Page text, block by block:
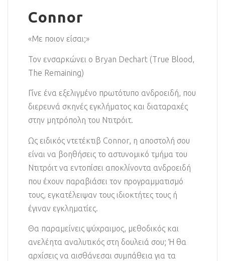
Connor
«Με ποιον είσαι;»
Τον ενσαρκώνει ο Bryan Dechart (True Blood,
The Remaining)
Γίνε ένα εξελιγμένο πρωτότυπο ανδροειδή, που
διερευνά σκηνές εγκλήματος και διαταραχές
στην μητρόπολη του Ντιτρόιτ.
Ως ειδικός ντετέκτιβ Connor, η αποστολή σου
είναι να βοηθήσεις το αστυνομικό τμήμα του
Ντιτρόιτ να εντοπίσει αποκλίνοντα ανδροειδή
που έχουν παραβιάσει τον προγραμματισμό
τους, εγκατέλειψαν τους ιδιοκτήτες τους ή
έγιναν εγκληματίες.
Θα παραμείνεις ψύχραιμος, μεθοδικός και
ανελέητα αναλυτικός στη δουλειά σου; Ή θα
αρχίσεις να αισθάνεσαι συμπάθεια για τα